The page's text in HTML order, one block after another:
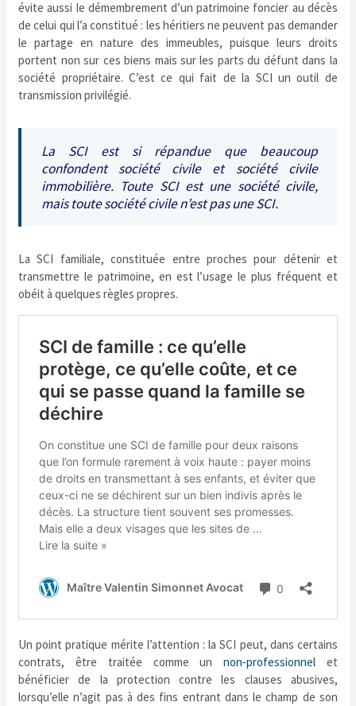
évite aussi le démembrement d’un patrimoine foncier au décès
de celui qui l’a constitué : les héritiers ne peuvent pas demander
le partage en nature des immeubles, puisque leurs droits
portent non sur ces biens mais sur les parts du défunt dans la
société propriétaire. C’est ce qui fait de la SCI un outil de
transmission privilégié.
La SCI est si répandue que beaucoup
confondent société civile et société civile
immobilière. Toute SCI est une société civile,
mais toute société civile n’est pas une SCI.
La SCI familiale, constituée entre proches pour détenir et
transmettre le patrimoine, en est l’usage le plus fréquent et
obéit à quelques règles propres.
Un point pratique mérite l’attention : la SCI peut, dans certains
contrats, être traitée comme unnon-professionnel et
bénéficier de la protection contre les clauses abusives,
lorsqu’elle n’agit pas à des fins entrant dans le champ de son